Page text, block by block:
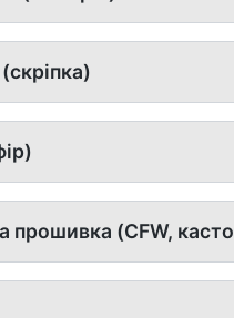
прошивка (CFW,